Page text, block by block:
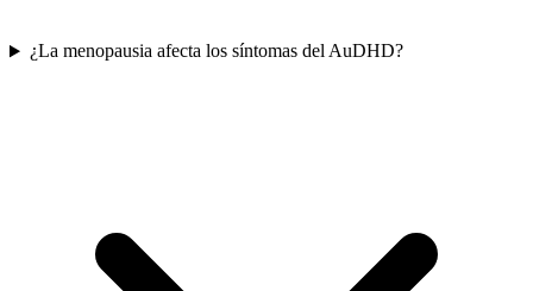
¿La menopausia afecta los síntomas del AuDHD?